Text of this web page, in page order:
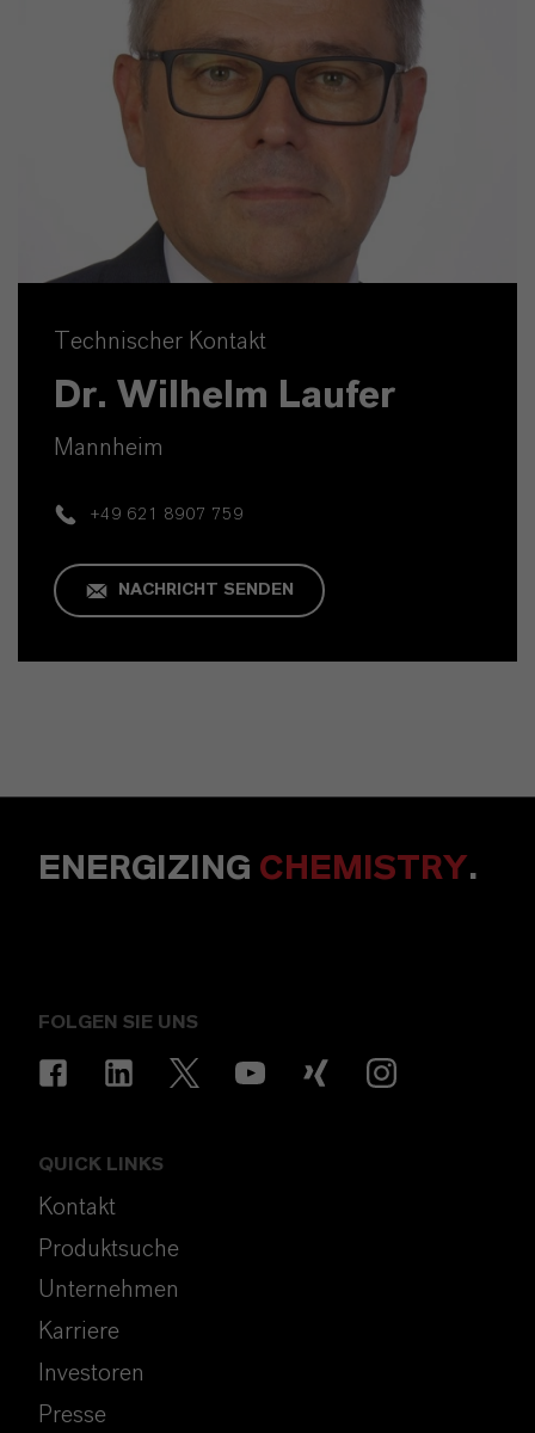
Technischer Kontakt
Dr. Wilhelm Laufer
Mannheim
+49 621 8907 759
NACHRICHT SENDEN
ENERGIZING CHEMISTRY.
FOLGEN SIE UNS
QUICK LINKS
Kontakt
Produktsuche
Unternehmen
Karriere
Investoren
Presse